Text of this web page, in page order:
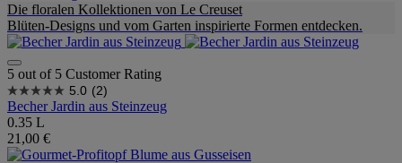
Die floralen Kollektionen von Le Creuset
Blüten-Designs und vom Garten inspirierte Formen entdecken.
5 out of 5 Customer Rating
5.0 (2)
Becher Jardin aus Steinzeug
0.35 L
21,00 €